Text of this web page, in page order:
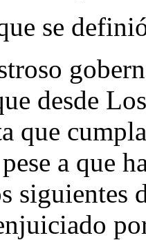
se
desde
que
a que
siguientes